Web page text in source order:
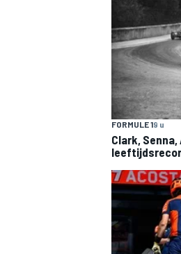
MEER
FORMULE 19 u
Clark,